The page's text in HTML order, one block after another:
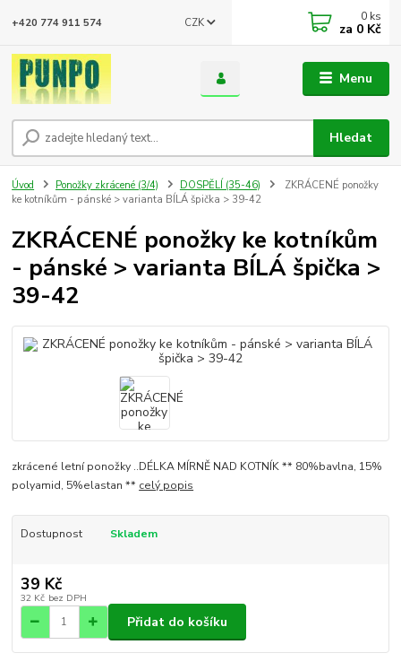
Menu
CZK
Hledat
+420 774 911 574 0 ks
za 0 Kč
Úvod Ponožky zkrácené (3/4) DOSPĚLÍ (35-46)
ZKRÁCENÉ ponožky
ke kotníkům - pánské > varianta BÍLÁ špička > 39-42
ZKRÁCENÉ ponožky ke kotníkům
- pánské > varianta BÍLÁ špička >
39-42
zkrácené letní ponožky ..DÉLKA MÍRNĚ NAD KOTNÍK ** 80%bavlna, 15%
polyamid, 5%elastan ** celý popis
Dostupnost Skladem
39 Kč
32 Kč bez DPH
Přidat do košíku